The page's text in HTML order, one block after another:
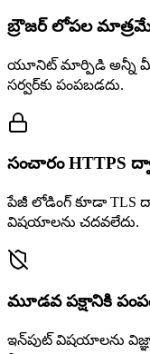
బ్రౌజర్ లోపల
యూనిట్ మార్పిడి అన్నీ
సర్వర్‌కు పంపబడదు.
సంచారం HTTPS
పేజీ లోడింగ్ కూడా TLS
విషయాలను చదవలేదు.
మూడవ పక్షానికి
ఇన్‌పుట్ విషయాలను